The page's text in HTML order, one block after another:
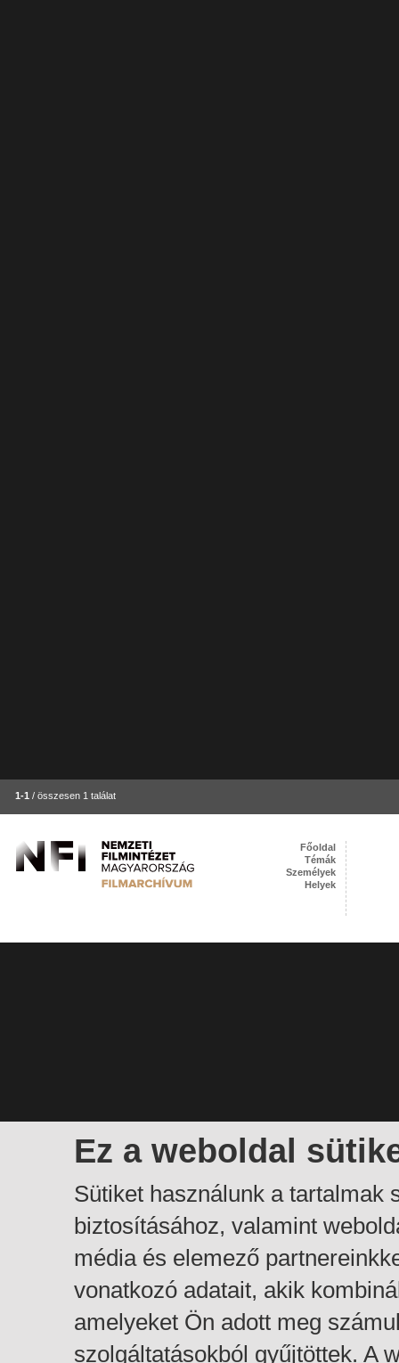
1-1 / összesen 1 találat
Ez a weboldal
Sütiket használunk a tartalmak
biztosításához, valamint
média és elemező
vonatkozó adatait, akik
amelyeket Ön adott meg
szolgáltatásokból gyűjtöttek. A
Főoldal
Témák
Személyek
Helyek